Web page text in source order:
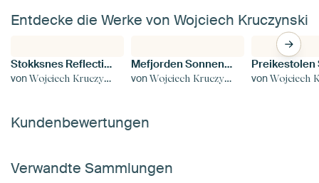
Entdecke die Werke von Wojciech Kruczynski
Stokksnes Reflections
vonWojciech Kruczynski
Mefjorden Sonnenuntergang Panorama
vonWojciech Kruczynski
Preikestolen
vonWojciech
Kundenbewertungen
Verwandte Sammlungen